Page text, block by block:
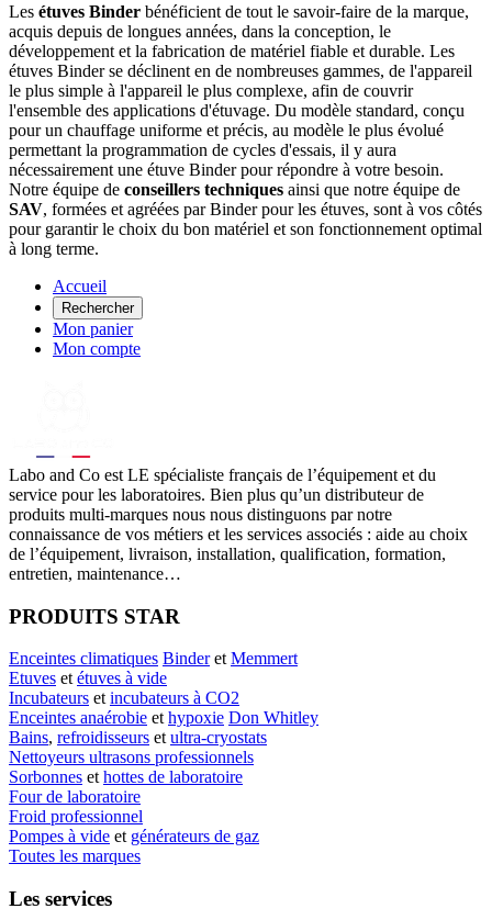
Les étuves Binder bénéficient de tout le savoir-faire de la marque,
acquis depuis de longues années, dans la conception, le
développement et la fabrication de matériel fiable et durable. Les
étuves Binder se déclinent en de nombreuses gammes, de l'appareil
le plus simple à l'appareil le plus complexe, afin de couvrir
l'ensemble des applications d'étuvage. Du modèle standard, conçu
pour un chauffage uniforme et précis, au modèle le plus évolué
permettant la programmation de cycles d'essais, il y aura
nécessairement une étuve Binder pour répondre à votre besoin.
Notre équipe de conseillers techniques ainsi que notre équipe de
SAV, formées et agréées par Binder pour les étuves, sont à vos côtés
pour garantir le choix du bon matériel et son fonctionnement optimal
à long terme.
Accueil
Rechercher
Mon panier
Mon compte
Labo and Co est LE spécialiste français de l’équipement et du
service pour les laboratoires. Bien plus qu’un distributeur de
produits multi-marques nous nous distinguons par notre
connaissance de vos métiers et les services associés : aide au choix
de l’équipement, livraison, installation, qualification, formation,
entretien, maintenance…
PRODUITS STAR
Enceintes climatiques Binderet Memmert
Etuves et étuves à vide
Incubateurs et incubateurs à CO2
Enceintes anaérobie et hypoxie Don Whitley
Bains, refroidisseurs et ultra-cryostats
Nettoyeurs ultrasons professionnels
Sorbonnes et hottes de laboratoire
Four de laboratoire
Froid professionnel
Pompes à vide et générateurs de gaz
Toutes les marques
Les services